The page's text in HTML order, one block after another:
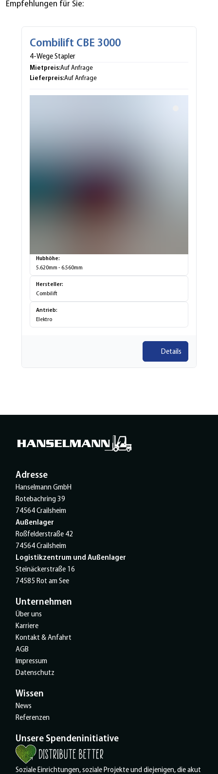
Empfehlungen für Sie:
Combilift CBE 3000
4-Wege Stapler
Mietpreis:Auf Anfrage
Lieferpreis:Auf Anfrage
Hubhöhe:
5.620mm - 6.560mm
Hersteller:
Combilift
Antrieb:
Elektro
Details
Adresse
Hanselmann GmbH
Rotebachring 39
74564 Crailsheim
Außenlager
Roßfelderstraße 42
74564 Crailsheim
Logistikzentrum und Außenlager
Steinäckerstraße 16
74585 Rot am See
Unternehmen
Über uns
Karriere
Kontakt & Anfahrt
AGB
Impressum
Datenschutz
Wissen
News
Referenzen
Unsere Spendeninitiative
Soziale Einrichtungen, soziale Projekte und diejenigen, die akut